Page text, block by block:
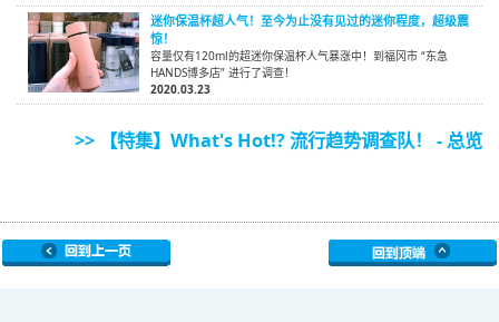
迷你保温杯超人气！至今为止没有见过的迷你程度，超级震
惊！
容量仅有120ml的超迷你保温杯人气暴涨中！到福冈市 “东急
HANDS博多店” 进行了调查！
2020.03.23
>> 【特集】What's Hot!? 流行趋势调查队！ - 总览